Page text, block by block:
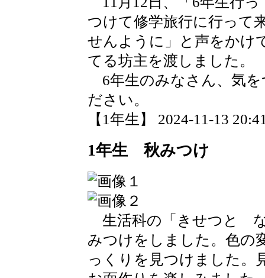
つけて修学旅行に行って
せんように」と声をかけ
てる坊主を渡しました。
6年生のみなさん、気
ださい。
【1年生】 2024-11-13
1年生 秋みつけ
生活科の「きせつと
みつけをしました。色の
っくりを見つけました。